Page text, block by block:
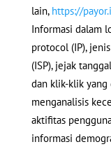
lain, https://
Informasi dalam
protocol (IP),
(ISP), jejak
dan klik-klik
menganalisis
aktifitas
informasi